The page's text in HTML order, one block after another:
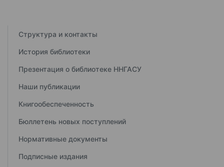
Структура и контакты
История библиотеки
Презентация о библиотеке ННГАСУ
Наши публикации
Книгообеспеченность
Бюллетень новых поступлений
Нормативные документы
Подписные издания